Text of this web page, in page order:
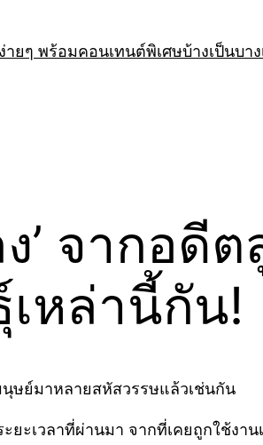
ๆ พร้อมคอนเทนต์พิเศษบ้างเป็นบาง
’ จากอดี
เหล่านี้กัน!
นุษย์มาหลายสหัสวรรษแล้วเช่นกัน
เวลาที่ผ่านมา จากที่เคยถูกใช้งา